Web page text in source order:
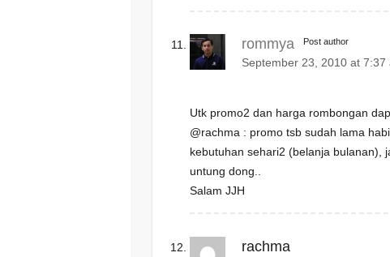
rommya Post author
September 23, 2010 at 7:37
Utk promo2 dan harga rombongan
@rachma : promo tsb sudah lama
kebutuhan sehari2 (belanja bulanan),
untung dong..
Salam JJH
rachma